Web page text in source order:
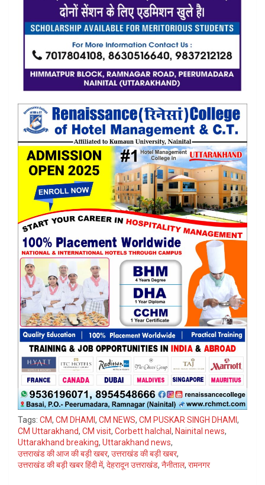
Tags: CM, CM DHAMI , CM NEWS, CM PUSKAR SINGH DHAMI ,
CM Uttarakhand, CM visit, Corbett halchal, Nainital news,
Uttarakhand breaking, Uttarakhand news,
उत्तराखंड की आज की बड़ी खबर, उत्तराखंड की बड़ी खबर,
उत्तराखंड की बड़ी खबर हिंदी में, देहरादून उत्तराखंड, नैनीताल, रामनगर